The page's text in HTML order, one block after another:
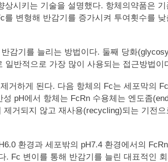
시키는 기술을 설명했다. 항체의약품은 기
변형해 반감기를 증가시켜 투여횟수를
감기를 늘리는 방법이다. 둘째 당화
반적으로 가장 많이 사용되는 접근방법이
거하게 된다. 다음 항체의 Fc는 세포막의
pH에서 항체는 FcRn 수용체는 엔도좀
거되지 않고 재사용(recycling)되는 기전
환경과 세포밖의 pH7.4 환경에서의
Fc 변이를 통해 반감기를 늘린 대표적인